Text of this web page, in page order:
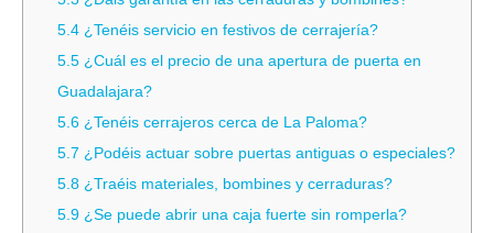
5.4 ¿Tenéis servicio en festivos de cerrajería?
5.5 ¿Cuál es el precio de una apertura de puerta en
Guadalajara?
5.6 ¿Tenéis cerrajeros cerca de La Paloma?
5.7 ¿Podéis actuar sobre puertas antiguas o especiales?
5.8 ¿Traéis materiales, bombines y cerraduras?
5.9 ¿Se puede abrir una caja fuerte sin romperla?